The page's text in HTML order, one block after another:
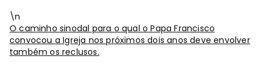
\n
O caminho sinodal para o qual o Papa Francisco
convocou a Igreja nos próximos dois anos deve envolver
também os reclusos.